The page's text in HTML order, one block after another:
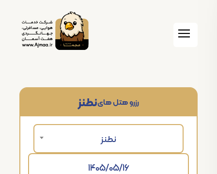
نطنزرزرو هتل های
نطنز